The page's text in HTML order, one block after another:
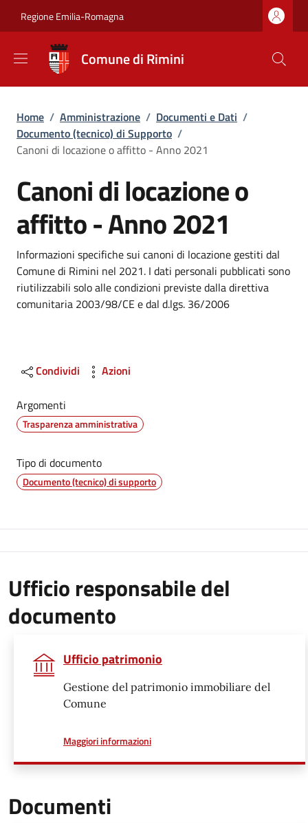
Regione Emilia-Romagna
Comune di Rimini
Briciole di pane
Home / Amministrazione / Documenti e Dati /
Documento (tecnico) di Supporto /
Canoni di locazione o affitto - Anno 2021
Canoni di locazione o
affitto - Anno 2021
Dettagli
Informazioni specifiche sui canoni di locazione gestiti dal
Comune di Rimini nel 2021. I dati personali pubblicati sono
riutilizzabili solo alle condizioni previste dalla direttiva
comunitaria 2003/98/CE e dal d.lgs. 36/2006
Condividi Azioni
Argomenti
Trasparenza amministrativa
Tipo di documento
Documento (tecnico) di supporto
Ufficio responsabile del
documento
Ufficio patrimonio
Gestione del patrimonio immobiliare del
Comune
Maggiori informazionia proposito di
Documenti